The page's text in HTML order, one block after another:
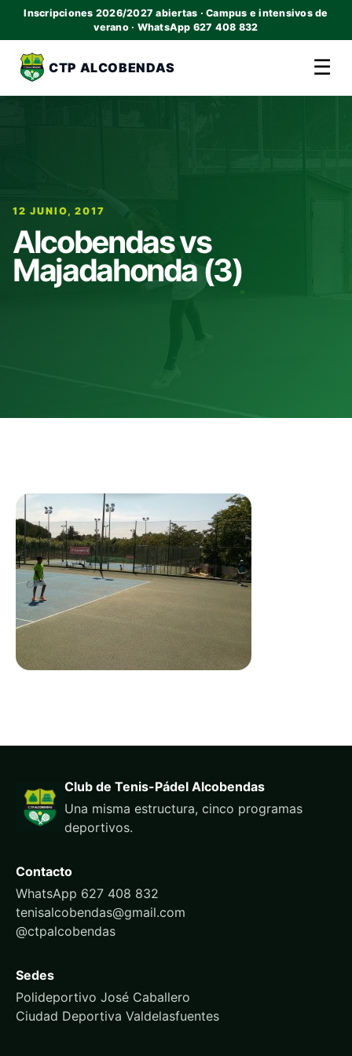
Inscripciones 2026/2027 abiertas · Campus e intensivos de
verano · WhatsApp 627 408 832
CTP ALCOBENDAS ☰
12 JUNIO, 2017
Alcobendas vs
Majadahonda (3)
Club de Tenis-Pádel Alcobendas
Una misma estructura, cinco programas
deportivos.
Contacto
WhatsApp 627 408 832
tenisalcobendas@gmail.com
@ctpalcobendas
Sedes
Polideportivo José Caballero
Ciudad Deportiva Valdelasfuentes